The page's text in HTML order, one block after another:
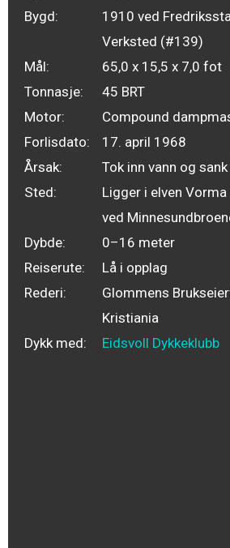
Bygd:
1910 ved
Verksted (#139)
Mål:
65,0 x 15,5 x 7,0 fot
Tonnasje:
45 BRT
Motor:
Compound
Forlisdato:
17. april 1968
Årsak:
Tok inn vann og sank
Sted:
Ligger i elven
ved
Dybde:
0–16 meter
Reiserute:
Lå i opplag
Rederi:
Glommens
Kristiania
Dykk med:
Eidsvoll Dykkeklubb